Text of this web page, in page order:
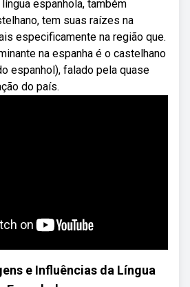
espanhola, também
tem suas raízes na
especificamente na região que.
na espanha é o castelhano
espanhol), falado pela quase
do país.
e Influências da Língua